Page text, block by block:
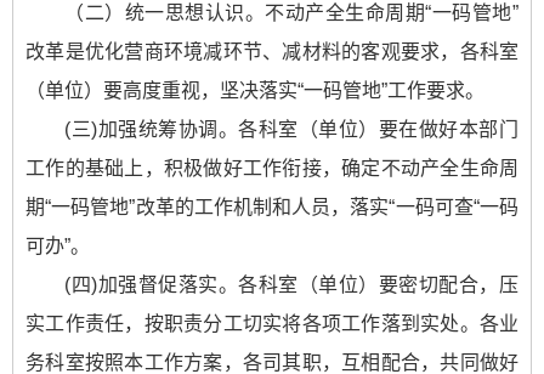
（二）统一思想认识。不动产全生命周期“一码管地”
改革是优化营商环境减环节、减材料的客观要求，各科室
（单位）要高度重视，坚决落实“一码管地”工作要求。
(三)加强统筹协调。各科室（单位）要在做好本部门
工作的基础上，积极做好工作衔接，确定不动产全生命周
期“一码管地”改革的工作机制和人员，落实“一码可查“一码
可办”。
(四)加强督促落实。各科室（单位）要密切配合，压
实工作责任，按职责分工切实将各项工作落到实处。各业
务科室按照本工作方案，各司其职，互相配合，共同做好